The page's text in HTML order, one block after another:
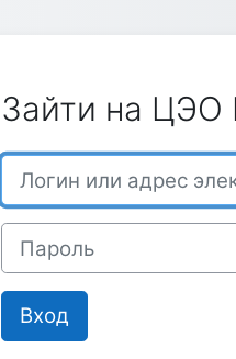
Зайти на
Логин или адрес
Пароль
Вход